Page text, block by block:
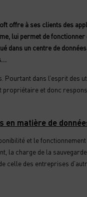
offre à ses clients des
lui permet de
dans un centre de
Pourtant dans l’esprit
propriétaire et donc
en matière de
et le
la charge de la
celle des entreprises